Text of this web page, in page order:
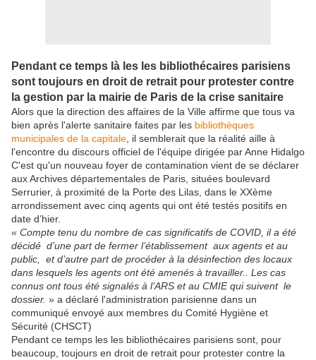
Pendant ce temps là les les bibliothécaires parisiens
sont toujours en droit de retrait pour protester contre
la gestion par la mairie de Paris de la crise sanitaire
Alors que la direction des affaires de la Ville affirme que tous va
bien après l'alerte sanitaire faites par les bibliothèques
municipales de la capitale , il semblerait que la réalité aille à
l'encontre du discours officiel de l'équipe dirigée par Anne Hidalgo
C'est qu'un nouveau foyer de contamination vient de se déclarer
aux Archives départementales de Paris, situées boulevard
Serrurier, à proximité de la Porte des Lilas, dans le XXème
arrondissement avec cinq agents qui ont été testés positifs en
date d’hier.
« Compte tenu du nombre de cas significatifs de COVID, il a été
décidé d’une part de fermer l’établissement aux agents et au
public, et d’autre part de procéder à la désinfection des locaux
dans lesquels les agents ont été amenés à travailler.
. Les cas
connus ont tous été signalés à l’ARS et au CMIE qui suivent le
dossier. » a déclaré l'administration parisienne dans un
communiqué envoyé aux membres du Comité Hygiène et
Sécurité (CHSCT)
Pendant ce temps les les bibliothécaires parisiens sont, pour
beaucoup, toujours en droit de retrait pour protester contre la